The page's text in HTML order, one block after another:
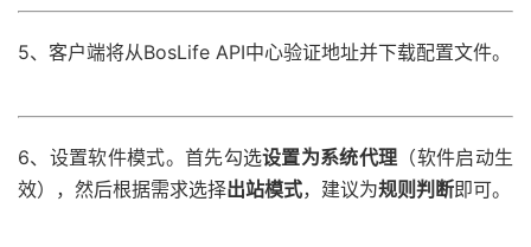
5、客户端将从BosLife API中心验证地址并下载配置文件。
6、设置软件模式。首先勾选设置为系统代理 （软件启动生
效），然后根据需求选择出站模式，建议为规则判断即可。